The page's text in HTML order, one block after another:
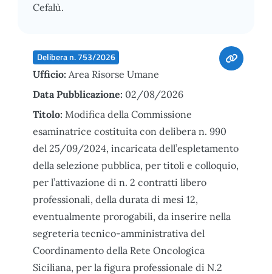
Cefalù.
Delibera n. 753/2026
Ufficio: Area Risorse Umane
Data Pubblicazione: 02/08/2026
Titolo: Modifica della Commissione
esaminatrice costituita con delibera n. 990
del 25/09/2024, incaricata dell’espletamento
della selezione pubblica, per titoli e colloquio,
per l’attivazione di n. 2 contratti libero
professionali, della durata di mesi 12,
eventualmente prorogabili, da inserire nella
segreteria tecnico-amministrativa del
Coordinamento della Rete Oncologica
Siciliana, per la figura professionale di N.2